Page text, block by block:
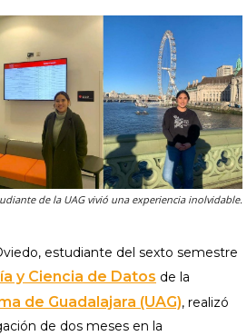
de la UAG vivió una experiencia inolvidable.
estudiante del sexto semestre
y Ciencia de Datos de la
de Guadalajara (UAG), realizó
de dos meses en la